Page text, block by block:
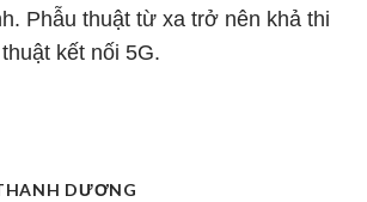
Phẫu thuật từ xa trở nên khả thi
kết nối 5G.
DƯƠNG